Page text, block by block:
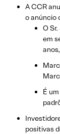
A CCR
o anúncio
O
em
É
positivas